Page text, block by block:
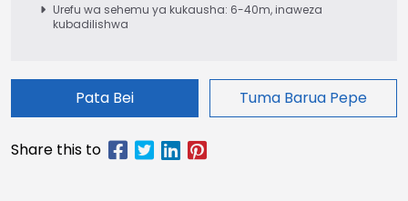
Urefu wa sehemu ya kukausha: 6-40m, inaweza
kubadilishwa
Pata Bei Tuma Barua Pepe